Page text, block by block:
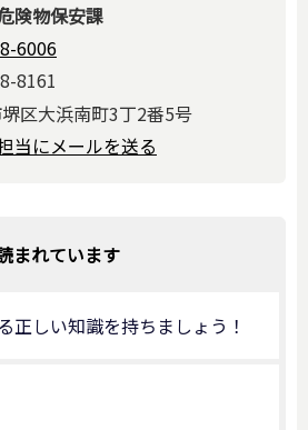
物保安課
6006
8161
区大浜南町3丁2番5号
当にメールを送る
まれています
正しい知識を持ちましょう！